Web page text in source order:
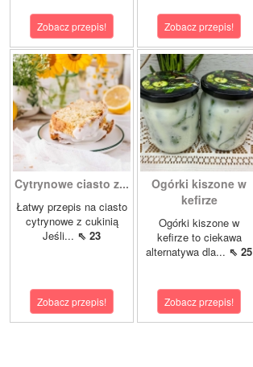
Zobacz przepis! Zobacz przepis!
Cytrynowe ciasto z...
Łatwy przepis na ciasto
cytrynowe z cukinią
Jeśli... ⇖ 23
Zobacz przepis!
Ogórki kiszone w
kefirze
Ogórki kiszone w
kefirze to ciekawa
alternatywa dla... ⇖ 25
Zobacz przepis!